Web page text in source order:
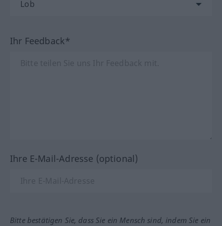
Ihr Feedback*
Ihre E-Mail-Adresse (optional)
Bitte bestätigen Sie, dass Sie ein Mensch sind, indem Sie ein